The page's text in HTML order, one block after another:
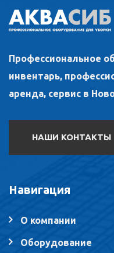
Профессиональное
инвентарь,
аренда, сервис в
НАШИ КОНТАКТЫ
Навигация
О компании
Оборудование